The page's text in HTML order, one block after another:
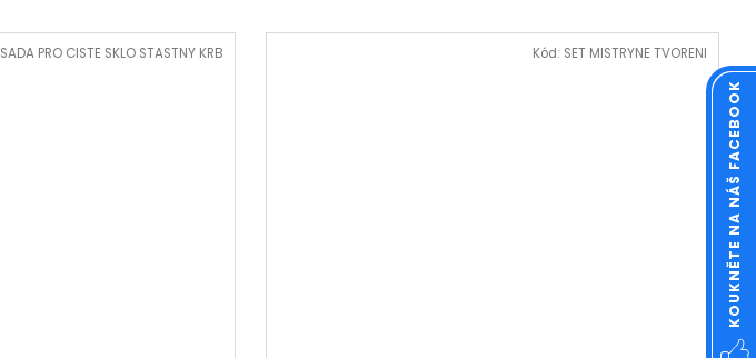
SADA PRO CISTE SKLO STASTNY KRB Kód: SET MISTRYNE TVORENI
KOUKNĚTE NA NÁŠ FACEBOOK